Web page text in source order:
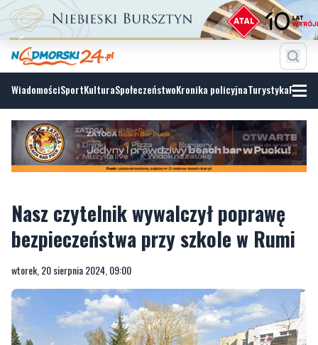
WiadomościSportKulturaSpołeczeństwoKronika policyjnaTurystyka
Nasz czytelnik wywalczył poprawę
wtorek, 20 sierpnia 2024, 09:00